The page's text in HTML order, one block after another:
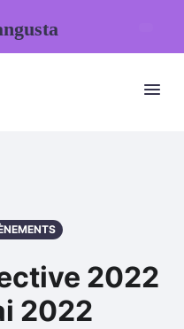
2022
2022